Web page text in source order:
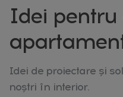
Idei pentru
Idei de proiectare și
noștri în interior.